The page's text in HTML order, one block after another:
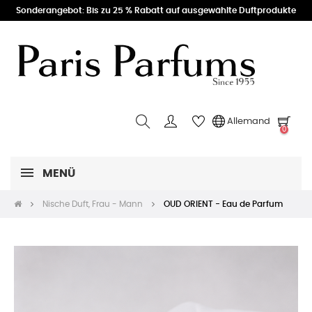
Sonderangebot: Bis zu 25 % Rabatt auf ausgewählte Duftprodukte
Allemand
0
MENÜ
Nische Duft, Frau - Mann OUD ORIENT - Eau de Parfum